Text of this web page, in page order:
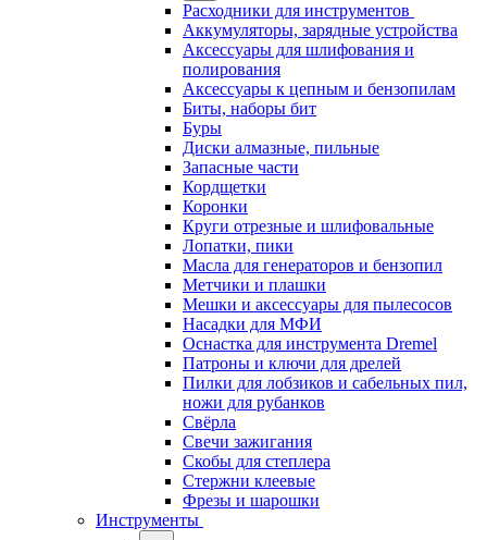
Расходники для инструментов
Аккумуляторы, зарядные устройства
Аксессуары для шлифования и
полирования
Аксессуары к цепным и бензопилам
Биты, наборы бит
Буры
Диски алмазные, пильные
Запасные части
Кордщетки
Коронки
Круги отрезные и шлифовальные
Лопатки, пики
Масла для генераторов и бензопил
Метчики и плашки
Мешки и аксессуары для пылесосов
Насадки для МФИ
Оснастка для инструмента Dremel
Патроны и ключи для дрелей
Пилки для лобзиков и сабельных пил,
ножи для рубанков
Свёрла
Свечи зажигания
Скобы для степлера
Стержни клеевые
Фрезы и шарошки
Инструменты